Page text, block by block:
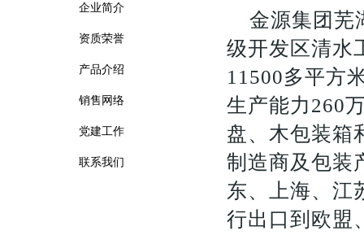
企业简介
资质荣誉
产品介绍
销售网络
党建工作
联系我们
金源集团芜
级开发区清水
11500多平方
生产能力260
盘、木包装箱
制造商及包装
东、上海、江
行出口到欧盟